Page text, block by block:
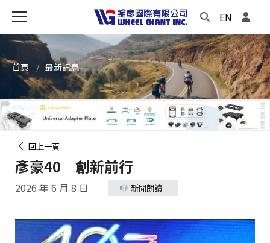
EN
首頁 最新訊息
回上一頁
彥豪40 創新前行
2026 年 6 月 8 日 新聞朗讀